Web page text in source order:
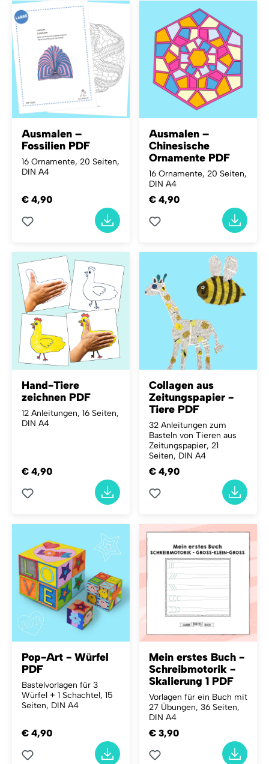
Ausmalen –
Fossilien PDF
16 Ornamente, 20 Seiten,
DIN A4
€ 4,90
Ausmalen –
Chinesische
Ornamente PDF
16 Ornamente, 20 Seiten,
DIN A4
€ 4,90
Hand-Tiere
zeichnen PDF
12 Anleitungen, 16 Seiten,
DIN A4
€ 4,90
Collagen aus
Zeitungspapier -
Tiere PDF
32 Anleitungen zum
Basteln von Tieren aus
Zeitungspapier, 21
Seiten, DIN A4
€ 4,90
Pop-Art - Würfel
PDF
Bastelvorlagen für 3
Würfel + 1 Schachtel, 15
Seiten, DIN A4
€ 4,90
Mein erstes Buch -
Schreibmotorik -
Skalierung 1 PDF
Vorlagen für ein Buch mit
27 Übungen, 36 Seiten,
DIN A4
€ 3,90